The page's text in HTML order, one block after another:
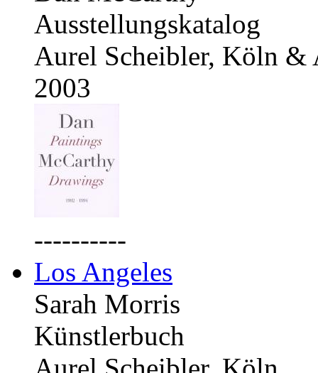
Ausstellungskatalog
Aurel Scheibler, Köln &
2003
----------
Los Angeles
Sarah Morris
Künstlerbuch